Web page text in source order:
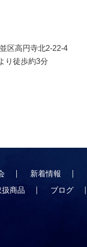
区高円寺北2-22-4
り徒歩約3分
新着情報
扱商品 ブログ